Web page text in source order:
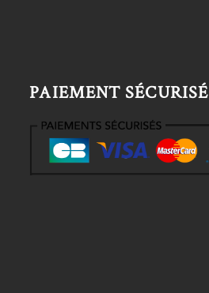
PAIEMENT SÉCURISÉ